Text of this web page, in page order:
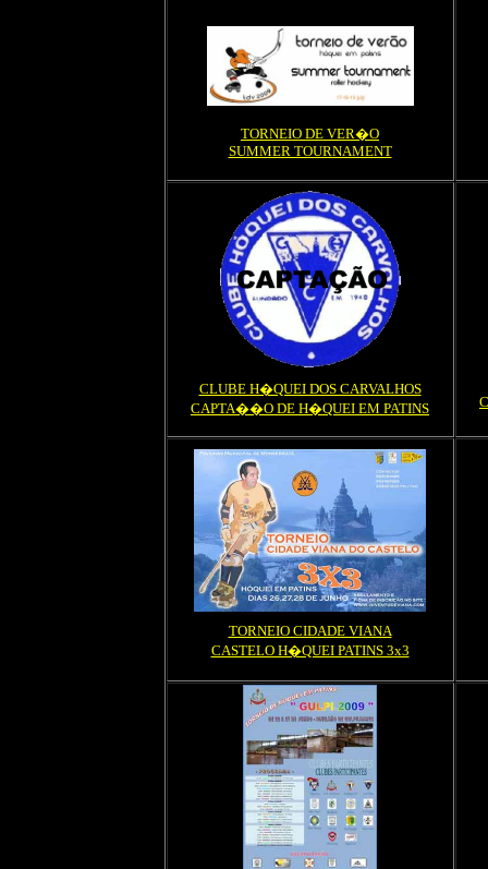
TORNEIO DE VER�O
SUMMER TOURNAMENT
CLUBE H�QUEI DOS CARVALHOS
CAPTA��O DE H�QUEI EM PATINS
TORNEIO CIDADE VIANA
CASTELO H�QUEI PATINS 3x3